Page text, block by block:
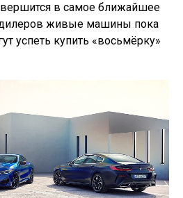
в самое ближайшее
дилеров живые машины пока
успеть купить «восьмёрку»